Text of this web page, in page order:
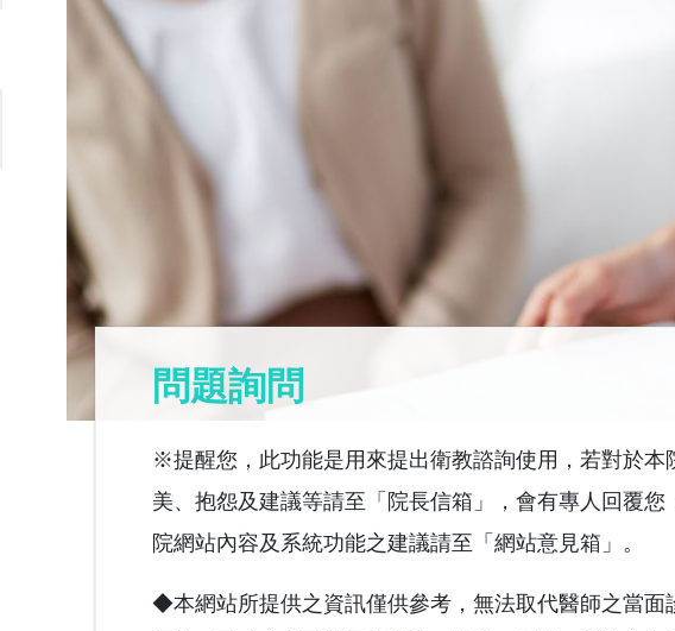
問題詢問
※提醒您，此功能是用來提出衛教諮詢使用，若對於本
美、抱怨及建議等請至「院長信箱」，會有專人回覆您
院網站內容及系統功能之建議請至「網站意見箱」。
◆本網站所提供之資訊僅供參考，無法取代醫師之當面